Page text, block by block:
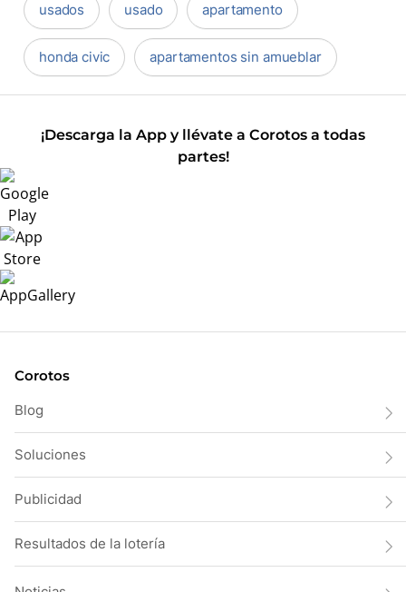
usados usado apartamento
honda civic apartamentos sin amueblar
¡Descarga la App y llévate a Corotos a todas
partes!
Corotos
Blog
Soluciones
Publicidad
Resultados de la lotería